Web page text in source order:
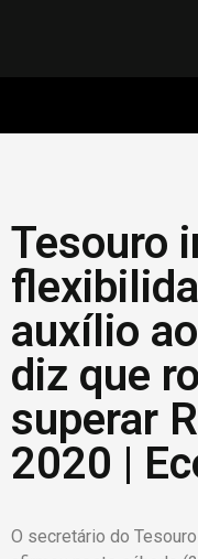
Tesouro
auxílio
diz que
superar
2020 |
O secretário do